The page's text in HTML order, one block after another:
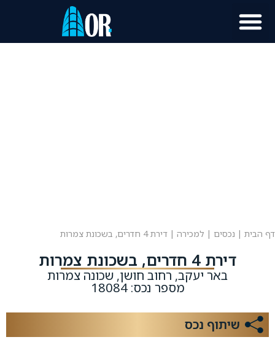
דף הבית | נכסים | למכירה | דירת 4 חדרים, בשכונת צמרות
דירת 4 חדרים, בשכונת צמרות
באר יעקב, רחוב חושן, שכונה צמרות
מספר נכס: 18084
שיתוף נכס